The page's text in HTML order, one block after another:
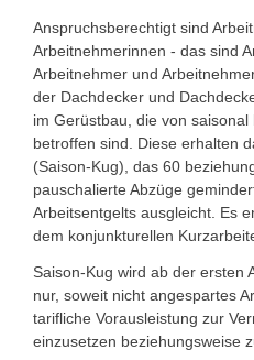
Anspruchsberechtigt sind
Arbeitnehmerinnen - das sind
Arbeitnehmer und
der Dachdecker und
im Gerüstbau, die von
betroffen sind. Diese erhalten
(Saison-Kug), das 60
pauschalierte Abzüge
Arbeitsentgelts ausgleicht. Es
dem konjunkturellen
Saison-Kug wird ab der ersten
nur, soweit nicht angespartes
tarifliche Vorausleistung zur
einzusetzen beziehungsweise